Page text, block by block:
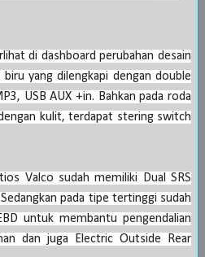
di dashboardperubahan desain
yang dilengkapi dengan double
USB AUX +in. Bahkan pada roda
kulit, terdapat stering switch
Va lco sudah memiliki Dual SRS
Sedangkan pada tipe tertinggi sudah
untuk membantu pengendalian
dan juga Electric Outside Rear